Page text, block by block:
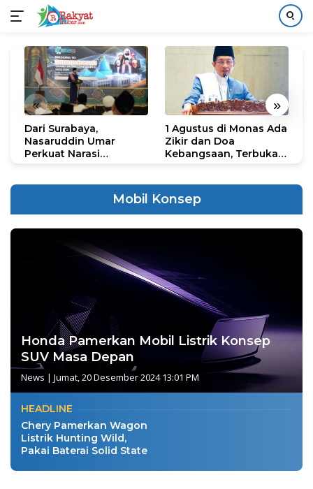
konten
« »
Dari Surabaya,
Nasaruddin Umar
Perkuat Narasi
1 Agustus di Monas Ada
Zikir dan Doa
Kebangsaan, Terbuka
Mobil Konsep
Honda Pamerkan Mobil Listrik Konsep
SUV Masa Depan
News | Jumat, 20 Desember 2024 13:01 PM
HEADLINE
Chery Pamerkan Wagon
Listrik Hunting Wild,
Pakai Baterai Solid State